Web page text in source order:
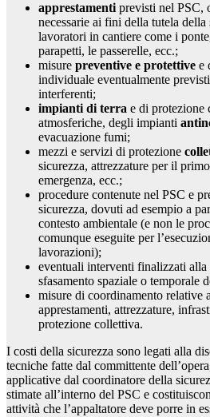
apprestamenti previsti nel PSC,
necessarie ai fini della tutela della
lavoratori in cantiere come i
parapetti, le passerelle, ecc.;
misure preventive e protettive e
individuale eventualmente
interferenti;
impianti di terra e di protezione
atmosferiche, degli impianti
evacuazione fumi;
mezzi e servizi di protezione
sicurezza, attrezzature per il
emergenza, ecc.;
procedure contenute nel PSC e
sicurezza, dovuti ad esempio a
contesto ambientale (e non le
comunque eseguite per
lavorazioni);
eventuali interventi finalizzati
sfasamento spaziale o temporale
misure di coordinamento relative
apprestamenti, attrezzature,
protezione collettiva.
I costi della sicurezza sono legati alla
tecniche fatte dal committente
applicative dal coordinatore della
stimate all’interno del PSC e
attività che l’appaltatore deve porre in